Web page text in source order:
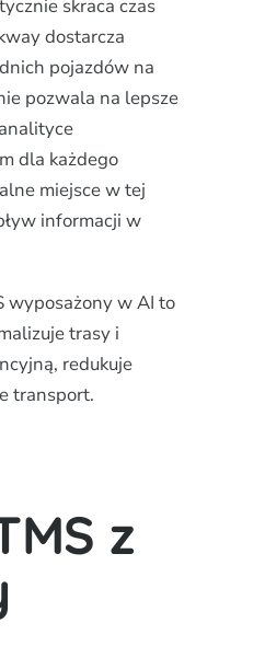
skraca czas
dostarcza
pojazdów na
pozwala na lepsze
dla każdego
miejsce w tej
informacji w
wyposażony w AI to
trasy i
redukuje
transport.
z